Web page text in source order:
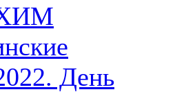
День